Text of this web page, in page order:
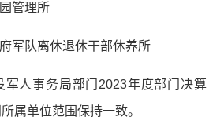
管理所
军队离休退休干部休养所
军人事务局部门2023年度部门决算
属单位范围保持一致。